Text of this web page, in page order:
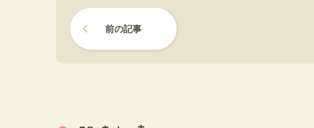
前の記事